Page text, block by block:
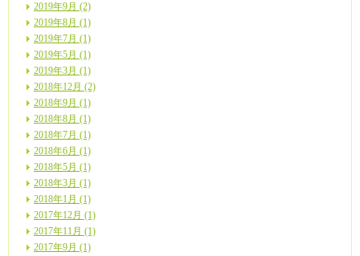
2019年9月 (2)
2019年8月 (1)
2019年7月 (1)
2019年5月 (1)
2019年3月 (1)
2018年12月 (2)
2018年9月 (1)
2018年8月 (1)
2018年7月 (1)
2018年6月 (1)
2018年5月 (1)
2018年3月 (1)
2018年1月 (1)
2017年12月 (1)
2017年11月 (1)
2017年9月 (1)